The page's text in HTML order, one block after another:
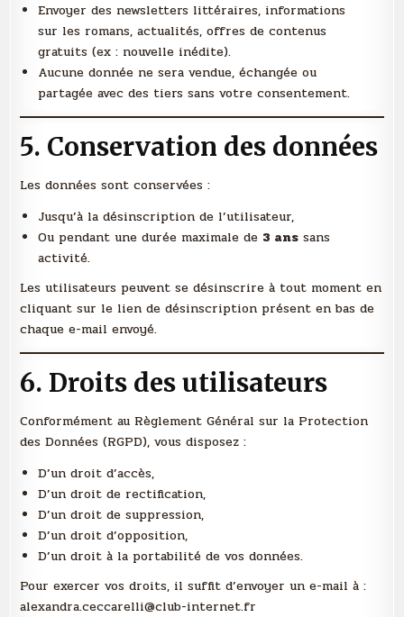
Envoyer des newsletters littéraires, informations
sur les romans, actualités, offres de contenus
gratuits (ex : nouvelle inédite).
Aucune donnée ne sera vendue, échangée ou
partagée avec des tiers sans votre consentement.
5. Conservation des données
Les données sont conservées :
Jusqu’à la désinscription de l’utilisateur,
Ou pendant une durée maximale de 3 ans sans
activité.
Les utilisateurs peuvent se désinscrire à tout moment en
cliquant sur le lien de désinscription présent en bas de
chaque e-mail envoyé.
6. Droits des utilisateurs
Conformément au Règlement Général sur la Protection
des Données (RGPD), vous disposez :
D’un droit d’accès,
D’un droit de rectification,
D’un droit de suppression,
D’un droit d’opposition,
D’un droit à la portabilité de vos données.
Pour exercer vos droits, il suffit d’envoyer un e-mail à :
alexandra.ceccarelli@club-internet.fr